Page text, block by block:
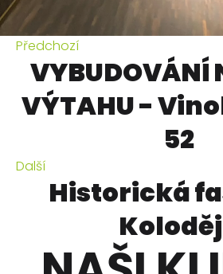
Předchozí
VYBUDOVÁNÍ
VÝTAHU -
52
Další
Historická